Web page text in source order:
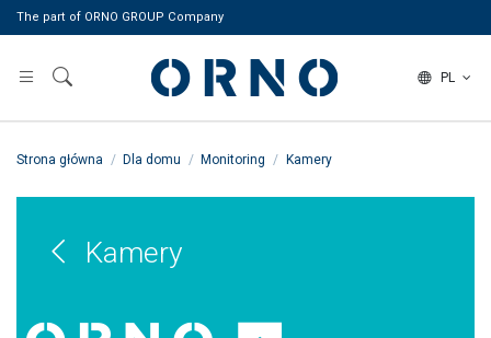
The part of ORNO GROUP Company
PL
Strona główna Dla domu Monitoring Kamery
Kamery